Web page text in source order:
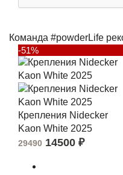
Команда #powderLife
-51%
Крепления Nidecker
Kaon White 2025
29490 14500 ₽